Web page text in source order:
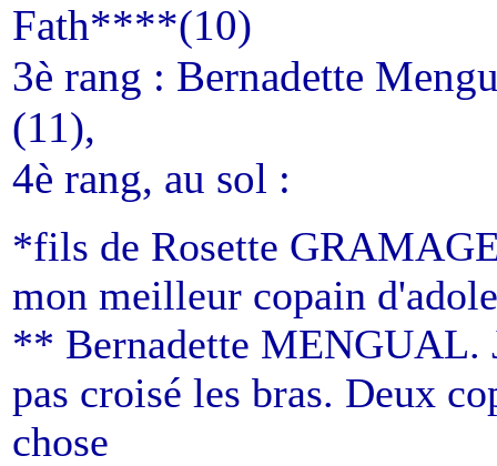
Fath****(10)
3è rang : Bernadette
(11),
4è rang, au sol :
*fils de Rosette
mon meilleur copain
** Bernadette MENGUAL.
pas croisé les bras. Deux
chose